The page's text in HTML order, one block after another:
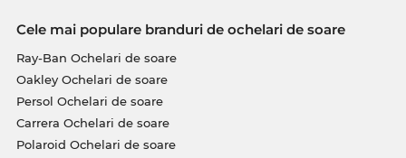
Cele mai populare branduri de ochelari de soare
Ray-Ban Ochelari de soare
Oakley Ochelari de soare
Persol Ochelari de soare
Carrera Ochelari de soare
Polaroid Ochelari de soare